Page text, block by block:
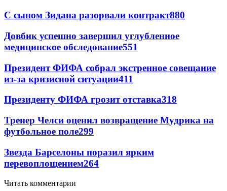
С сыном Зидана разорвали контракт880
Довбик успешно завершил углубленное
медицинское обследование551
Президент ФИФА собрал экстренное совещание
из-за кризисной ситуации411
Президенту ФИФА грозит отставка318
Тренер Челси оценил возвращение Мудрика на
футбольное поле299
Звезда Барселоны поразил ярким
перевоплощением264
Читать комментарии